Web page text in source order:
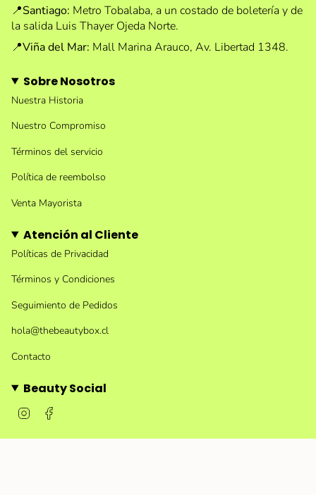
📍Santiago: Metro Tobalaba, a un costado de boletería y de
la salida Luis Thayer Ojeda Norte.
📍Viña del Mar: Mall Marina Arauco, Av. Libertad 1348.
Sobre Nosotros
Nuestra Historia
Nuestro Compromiso
Términos del servicio
Política de reembolso
Venta Mayorista
Atención al Cliente
Políticas de Privacidad
Términos y Condiciones
Seguimiento de Pedidos
hola@thebeautybox.cl
Contacto
Beauty Social
s
c